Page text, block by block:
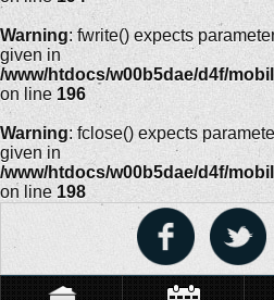
Warning: fwrite() expects
given in
/www/htdocs/w00b5dae/d4f/
on line 196
Warning: fclose() expects
given in
/www/htdocs/w00b5dae/d4f/
on line 198